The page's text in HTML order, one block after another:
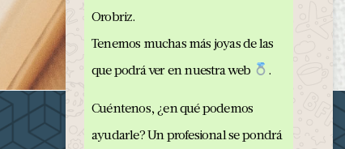
Orobriz.
Tenemos muchas más joyas de las
que podrá ver en nuestra web
.
Cuéntenos, ¿en qué podemos
ayudarle? Un profesional se pondrá